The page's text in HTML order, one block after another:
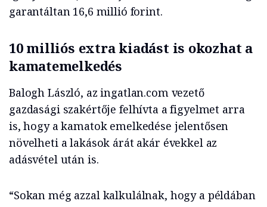
garantáltan 16,6 millió forint.
10 milliós extra kiadást is okozhat a
kamatemelkedés
Balogh László, az ingatlan.com vezető
gazdasági szakértője felhívta a figyelmet arra
is, hogy a kamatok emelkedése jelentősen
növelheti a lakások árát akár évekkel az
adásvétel után is.
“Sokan még azzal kalkulálnak, hogy a példában